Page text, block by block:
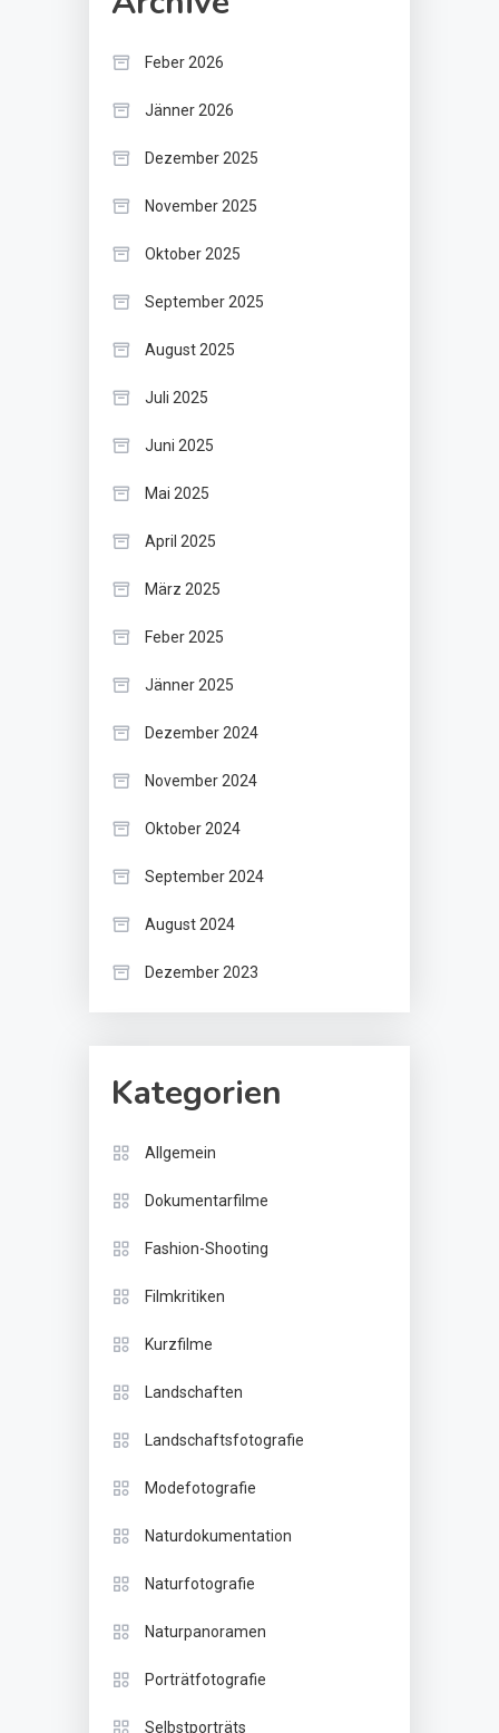
Feber 2026
Jänner 2026
Dezember 2025
November 2025
Oktober 2025
September 2025
August 2025
Juli 2025
Juni 2025
Mai 2025
April 2025
März 2025
Feber 2025
Jänner 2025
Dezember 2024
November 2024
Oktober 2024
September 2024
August 2024
Dezember 2023
Kategorien
Allgemein
Dokumentarfilme
Fashion-Shooting
Filmkritiken
Kurzfilme
Landschaften
Landschaftsfotografie
Modefotografie
Naturdokumentation
Naturfotografie
Naturpanoramen
Porträtfotografie
Selbstporträts